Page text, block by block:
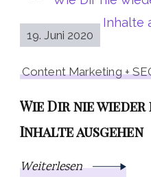
19. Juni 2020
Content Marketing +
Wie Dir nie
Inhalte ausgehen
Weiterlesen